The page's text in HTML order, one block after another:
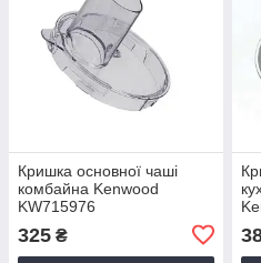
Кришка основної чаші
комбайна Kenwood
KW715976
325 ₴